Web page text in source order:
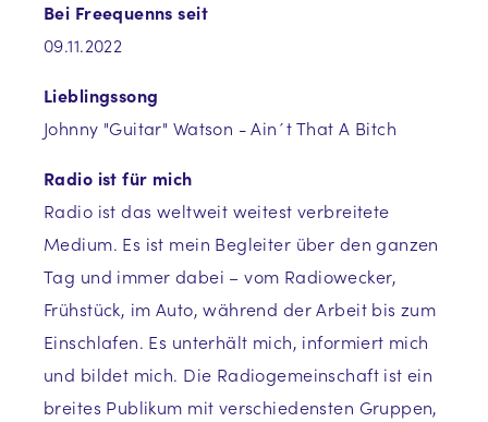
Bei Freequenns seit
09.11.2022
Lieblingssong
Johnny "Guitar" Watson - Ain´t That A Bitch
Radio ist für mich
Radio ist das weltweit weitest verbreitete
Medium. Es ist mein Begleiter über den ganzen
Tag und immer dabei – vom Radiowecker,
Frühstück, im Auto, während der Arbeit bis zum
Einschlafen. Es unterhält mich, informiert mich
und bildet mich. Die Radiogemeinschaft ist ein
breites Publikum mit verschiedensten Gruppen,